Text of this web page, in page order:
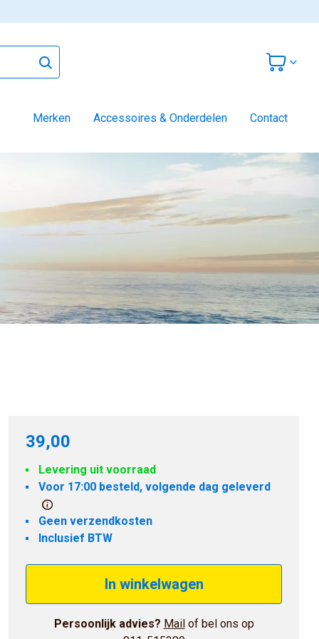
Merken Accessoires & Onderdelen Contact
39,00
Levering uit voorraad
Voor 17:00 besteld, volgende dag geleverd
Geen verzendkosten
Inclusief BTW
In winkelwagen
Persoonlijk advies? Mailof bel ons op